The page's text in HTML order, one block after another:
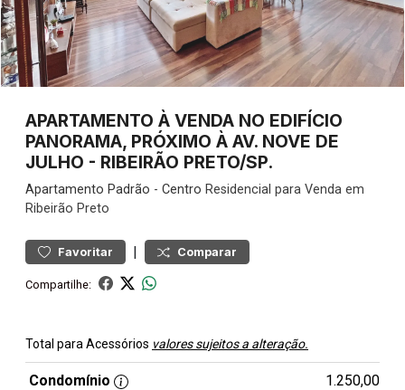
APARTAMENTO À VENDA NO EDIFÍCIO
PANORAMA, PRÓXIMO À AV. NOVE DE
JULHO - RIBEIRÃO PRETO/SP.
Apartamento Padrão - Centro Residencial para Venda em
Ribeirão Preto
Favoritar | Comparar
Compartilhe:
Total para Acessórios valores sujeitos a alteração.
Condomínio
1.250,00